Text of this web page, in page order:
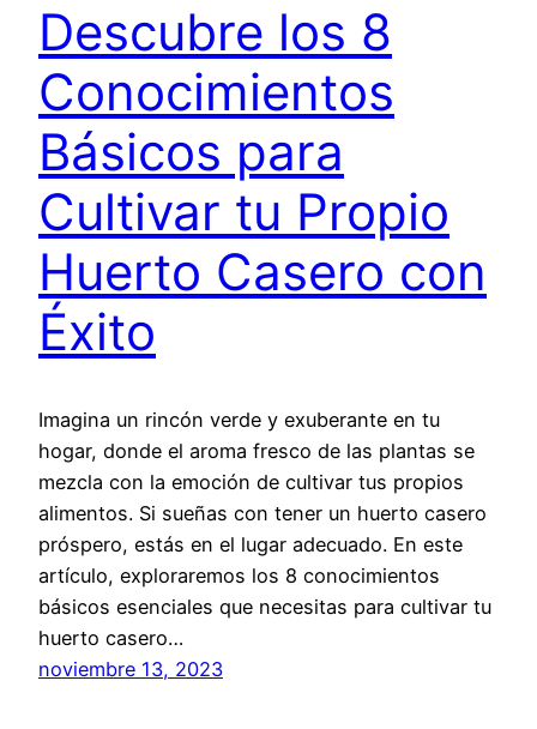
Descubre los 8
Conocimientos
Básicos para
Cultivar tu Propio
Huerto Casero con
Éxito
Imagina un rincón verde y exuberante en tu
hogar, donde el aroma fresco de las plantas se
mezcla con la emoción de cultivar tus propios
alimentos. Si sueñas con tener un huerto casero
próspero, estás en el lugar adecuado. En este
artículo, exploraremos los 8 conocimientos
básicos esenciales que necesitas para cultivar tu
huerto casero…
noviembre 13, 2023